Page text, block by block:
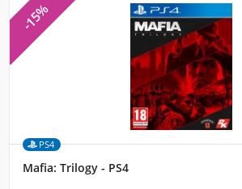
-15%
PS4
Mafia: Trilogy - PS4